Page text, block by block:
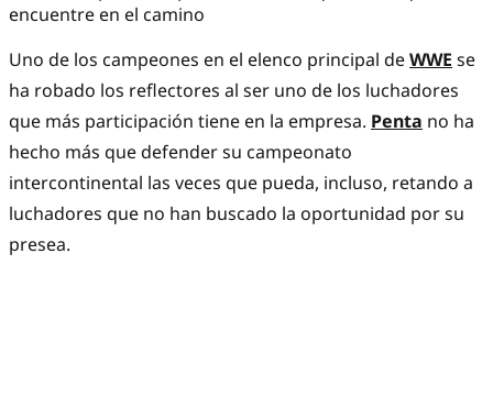
encuentre en el camino
Uno de los campeones en el elenco principal deWWE se
ha robado los reflectores al ser uno de los luchadores
que más participación tiene en la empresa. Penta no ha
hecho más que defender su campeonato
intercontinental las veces que pueda, incluso, retando a
luchadores que no han buscado la oportunidad por su
presea.